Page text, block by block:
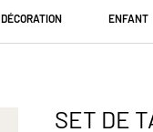
DÉCORATION ENFANT
SET DE